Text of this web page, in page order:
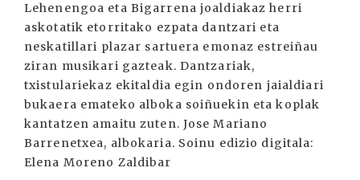
Lehenengoa eta Bigarrena joaldiakaz herri
askotatik etorritako ezpata dantzari eta
neskatillari plazar sartuera emonaz estreiñau
ziran musikari gazteak. Dantzariak,
txistulariekaz ekitaldia egin ondoren jaialdiari
bukaera emateko alboka soiñuekin eta koplak
kantatzen amaitu zuten. Jose Mariano
Barrenetxea, albokaria. Soinu edizio digitala:
Elena Moreno Zaldibar